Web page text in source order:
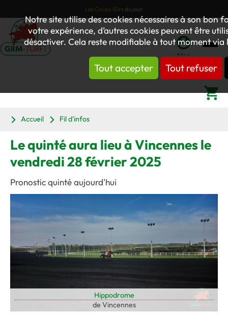
Notre site utilise des cookies nécessaires à son bon
votre expérience, d’autres cookies peuvent être
désactiver. Cela reste modifiable à tout moment via
Tout accepter Tout refuser
Les Coups Sûrs du jour
Mon
compte
Accueil
Fil d'infos
Le quinté aura lieu à Vincennes le
vendredi 28 février 2025
Pronostic quinté aujourd'hui
Hippodrome
de Vincennes